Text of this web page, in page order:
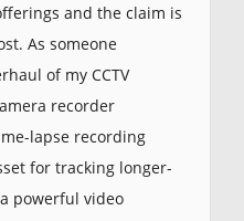
and the claim is
As someone
of my CCTV
recorder
lapse recording
for tracking longer-
powerful video